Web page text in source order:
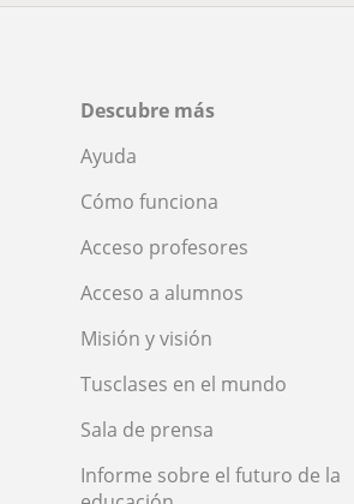
Descubre más
Ayuda
Cómo funciona
Acceso profesores
Acceso a alumnos
Misión y visión
Tusclases en el mundo
Sala de prensa
Informe sobre el futuro de la